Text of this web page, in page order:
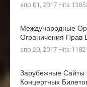
апр 01, 2017
Международные
Ограничения Прав
апр 20, 2017
Зарубежные Сайты
Концертных